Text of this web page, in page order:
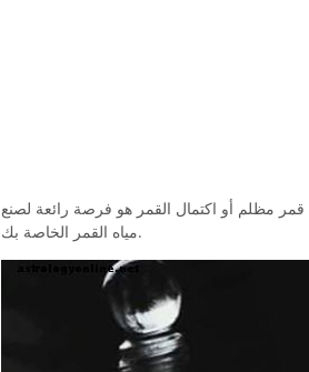
مظلم أو اكتمال القمر هو فرصة رائعة لصنع
مياه القمر الخاصة بك.